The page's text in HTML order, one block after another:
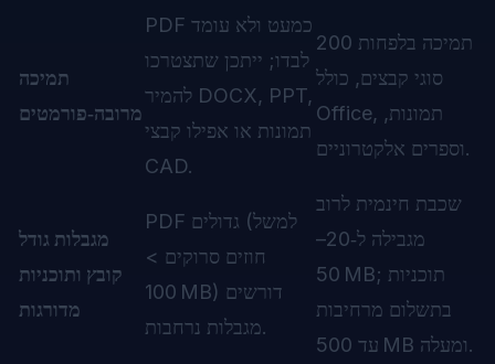
תמיכה
מרובה‑פורמטים
PDF כמעט ולא עומד
לבדו; ייתכן שתצטרכו
להמיר DOCX, PPT,
תמונות או אפילו קבצי
CAD.
תמיכה בלפחות 200
סוגי קבצים, כולל
Office, תמונות,
וספרים אלקטרוניים.
מגבלות גודל
קובץ ותוכניות
מדורגות
PDF גדולים (למשל
חוזים סרוקים >
100 MB) דורשים
מגבלות נרחבות.
שכבת חינמית לרוב
מגבילה ל‑20–
50 MB; תוכניות
בתשלום מרחיבות
עד 500 MB ומעלה.